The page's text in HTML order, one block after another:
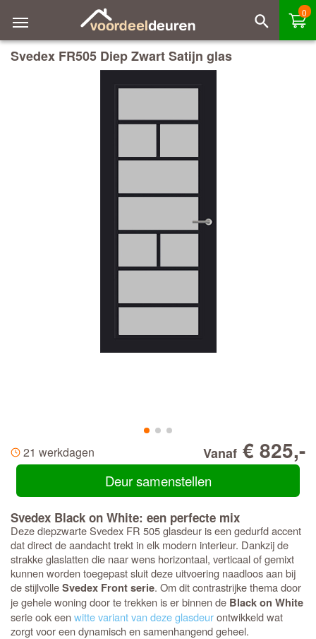
0
Svedex FR505 Diep Zwart Satijn glas
21 werkdagen Vanaf € 825,-
Deur samenstellen
Svedex Black on White: een perfecte mix
Deze diepzwarte Svedex FR 505 glasdeur is een gedurfd accent
dat direct de aandacht trekt in elk modern interieur. Dankzij de
strakke glaslatten die naar wens horizontaal, verticaal of gemixt
kunnen worden toegepast sluit deze uitvoering naadloos aan bij
de stijlvolleSvedex Front serie. Om dit contrastrijke thema door
je gehele woning door te trekken is er binnen de Black on White
serie ook eenwitte variant van deze glasdeurontwikkeld wat
zorgt voor een dynamisch en samenhangend geheel.